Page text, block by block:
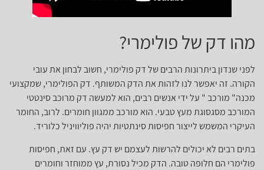
מהו דק של פולימרי?
לפני שנדון ביתרונות הרבים של דק פולימרי, חשוב לבחון את עובי
הקורה. זה יאפשר לנו לזהות את הדק המשותף. דק הפולימרי, שמקצועי
מכנה" מורכב " על ידי אנשים רבים, הוא למעשה דק מרוכב סינטטי
המורכב מסגסוגת מעץ טבעי. הוא מורכב ממגוון חומרים. לרוב, החומר
העיקרי המשמש לייצור חפיסות סינתטיות יהיה פוליוויניל כלוריד.
בתים רבים לא יכולים להרשות לעצמם יש דק עץ. עם זאת, חפיסות
פולימרי הם חלופה טובה. הדק מכיל נסורת, עץ ממוחזר וחומרים